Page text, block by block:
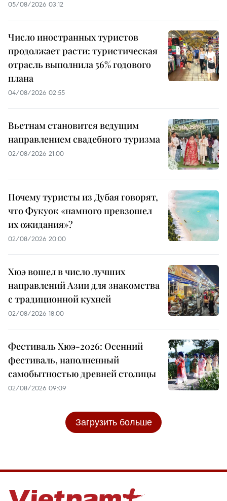
05/08/2026 03:12
Число иностранных туристов
продолжает расти: туристическая
отрасль выполнила 56% годового
плана
04/08/2026 02:55
Вьетнам становится ведущим
направлением свадебного туризма
02/08/2026 21:00
Почему туристы из Дубая говорят,
что Фукуок «намного превзошел
их ожидания»?
02/08/2026 20:00
Хюэ вошел в число лучших
направлений Азии для знакомства
с традиционной кухней
02/08/2026 18:00
Фестиваль Хюэ-2026: Осенний
фестиваль, наполненный
самобытностью древней столицы
02/08/2026 09:09
Загрузить больше